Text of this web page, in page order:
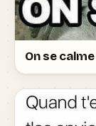
On se calme